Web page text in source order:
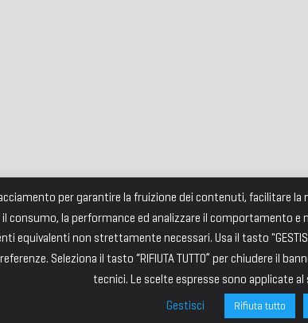
per garantire la fruizione dei contenuti, facilitare
la performance ed analizzare il comportamento
equivalenti non strettamente necessari. Usa il tasto
Seleziona il tasto “RIFIUTA TUTTO” per chiudere il
tecnici. Le scelte espresse sono applicate
Gestisci
Rifiuta tutto